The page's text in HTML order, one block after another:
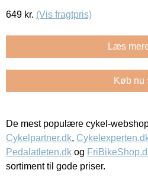
649 kr. (Vis fragtpris)
Læs
Køb nu
De mest populære cykel-
Cykelpartner.dk,
Pedalatleten.dk og
sortiment til gode priser.